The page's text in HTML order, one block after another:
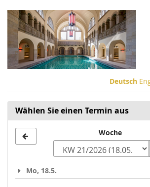
Zum
Haupt-
Inhalt
springen
Deutsch
Wählen Sie einen Termin aus
zur
auswählen
Woche
Mo, 18.5.